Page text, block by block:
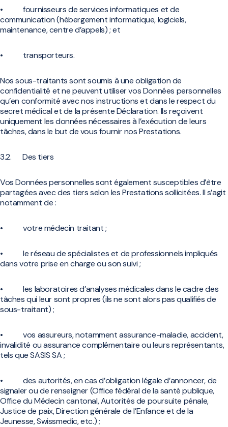
• fournisseurs de services informatiques et de
communication (hébergement informatique, logiciels,
maintenance, centre d’appels) ; et
• transporteurs.
Nos sous-traitants sont soumis à une obligation de
confidentialité et ne peuvent utiliser vos Données personnelles
qu’en conformité avec nos instructions et dans le respect du
secret médical et de la présente Déclaration. Ils reçoivent
uniquement les données nécessaires à l’exécution de leurs
tâches, dans le but de vous fournir nos Prestations.
3.2. Des tiers
Vos Données personnelles sont également susceptibles d’être
partagées avec des tiers selon les Prestations sollicitées. Il s’agit
notamment de :
• votre médecin traitant ;
• le réseau de spécialistes et de professionnels impliqués
dans votre prise en charge ou son suivi ;
• les laboratoires d’analyses médicales dans le cadre des
tâches qui leur sont propres (ils ne sont alors pas qualifiés de
sous-traitant) ;
• vos assureurs, notamment assurance-maladie, accident,
invalidité ou assurance complémentaire ou leurs représentants,
tels que SASIS SA ;
• des autorités, en cas d’obligation légale d’annoncer, de
signaler ou de renseigner (Office fédéral de la santé publique,
Office du Médecin cantonal, Autorités de poursuite pénale,
Justice de paix, Direction générale de l’Enfance et de la
Jeunesse, Swissmedic, etc.) ;